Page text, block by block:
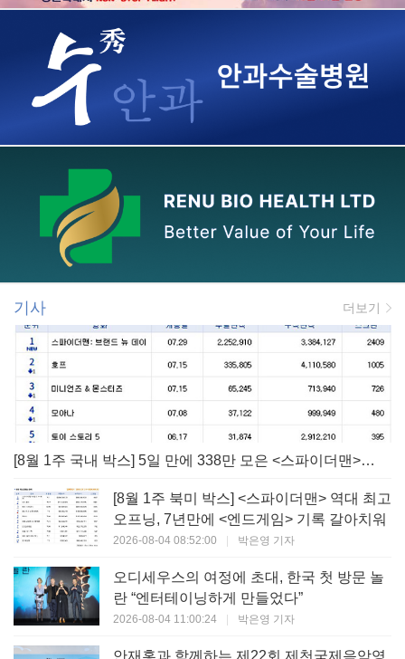
기사 더보기
[8월 1주 국내 박스] 5일 만에 338만 모은 <스파이더맨> 극장가 235% 대반등, <호프>는 400만 돌파
[8월 1주 북미 박스] <스파이더맨> 역대 최고
오프닝, 7년만에 <엔드게임> 기록 갈아치워
2026-08-04 08:52:00 | 박은영 기자
오디세우스의 여정에 초대, 한국 첫 방문 놀
란 “엔터테이닝하게 만들었다”
2026-08-04 11:00:24 | 박은영 기자
안재홍과 함께하는 제22회 제천국제음악영